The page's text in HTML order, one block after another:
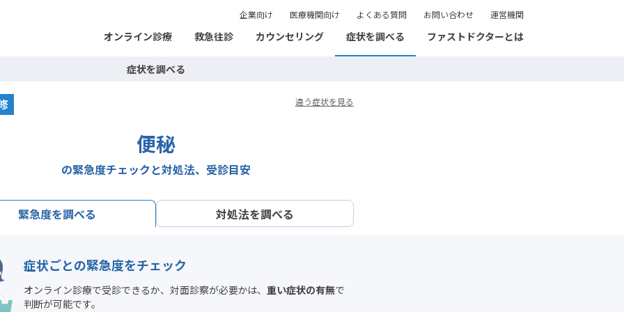
企業向け 医療機関向け よくある質問 お問い合わせ 運営機関
オンライン診療 救急往診 カウンセリング 症状を調べる ファストドクターとは
症状を調べる
違う症状を見る
便秘
の緊急度チェックと対処法、受診目安
緊急度を調べる 対処法を調べる
症状ごとの緊急度をチェック
オンライン診療で受診できるか、対面診察が必要かは、 重い症状の有無で
判断が可能です。